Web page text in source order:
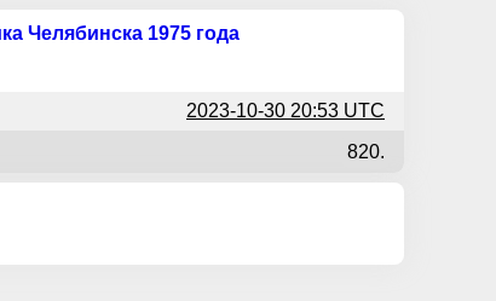
Челябинска 1975 года
2023-10-30 20:53 UTC
820.